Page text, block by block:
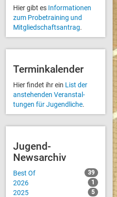
Hier gibt es Informationen
zum Probetraining und
Mitgliedschafts­antrag.
Terminkalender
Hier findet ihr ein List der
anstehenden Veranstal­
tungen für Jugendliche.
Jugend-
Newsarchiv
Best Of 39
2026 1
2025 5